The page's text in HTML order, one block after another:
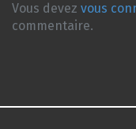
Vous devez vous
commentaire.